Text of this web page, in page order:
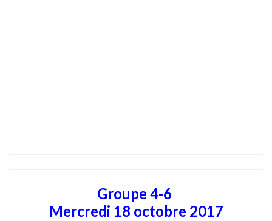
Groupe 4-6
Mercredi 18 octobre 2017